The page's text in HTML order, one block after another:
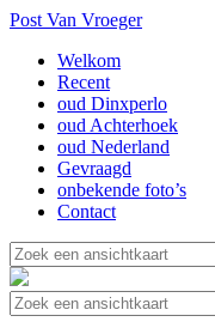
Post Van Vroeger
Welkom
Recent
oud Dinxperlo
oud Achterhoek
oud Nederland
Gevraagd
onbekende foto’s
Contact